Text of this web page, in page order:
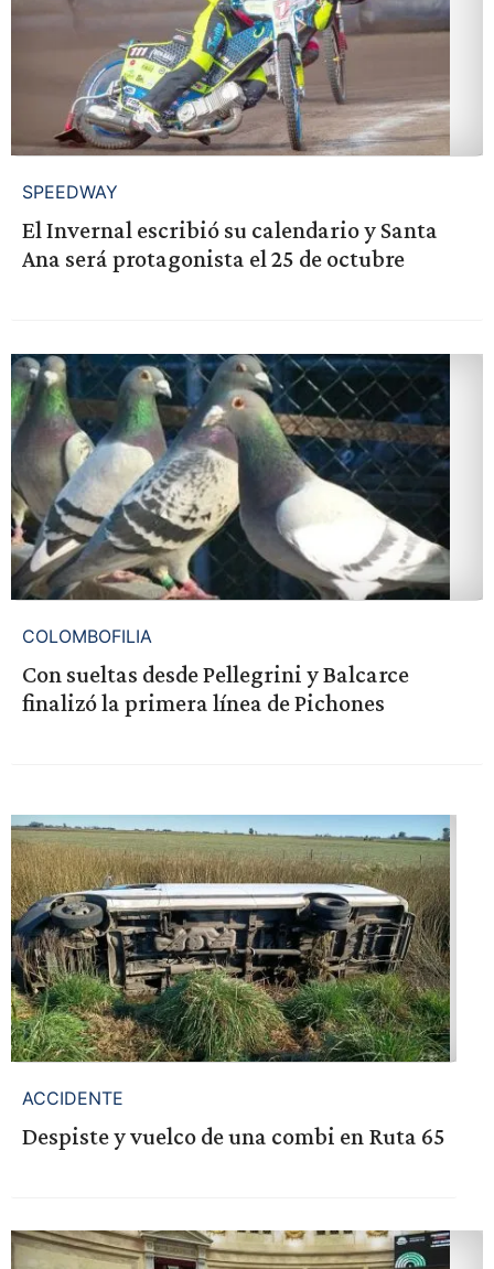
SPEEDWAY
El Invernal escribió su calendario y Santa
Ana será protagonista el 25 de octubre
COLOMBOFILIA
Con sueltas desde Pellegrini y Balcarce
finalizó la primera línea de Pichones
ACCIDENTE
Despiste y vuelco de una combi en Ruta 65